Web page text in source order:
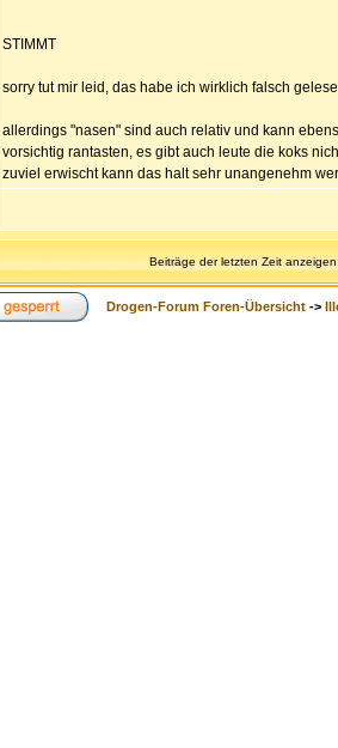
STIMMT
sorry tut mir leid, das habe ich wirklich falsch
allerdings "nasen" sind auch relativ und kann
vorsichtig rantasten, es gibt auch leute die koks
zuviel erwischt kann das halt sehr unangenehm
Beiträge der letzten Zeit
Drogen-Forum Foren-Übersicht ->